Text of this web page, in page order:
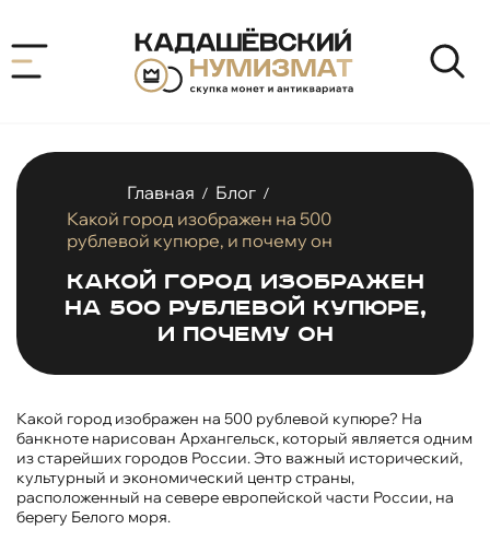
Главная / Блог /
Какой город изображен на 500
рублевой купюре, и почему он
Какой город изображен
на 500 рублевой купюре,
и почему он
Какой город изображен на 500 рублевой купюре? На
банкноте нарисован Архангельск, который является одним
из старейших городов России. Это важный исторический,
культурный и экономический центр страны,
расположенный на севере европейской части России, на
берегу Белого моря.